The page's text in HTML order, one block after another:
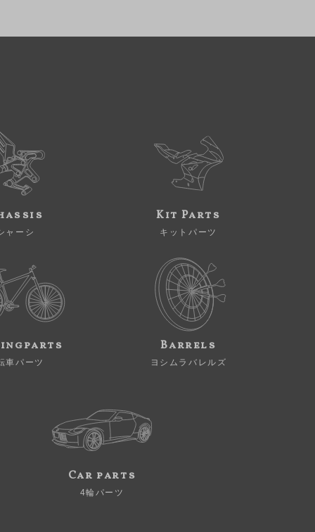
ャーシ
Kit Parts
キットパーツ
車パーツ
Barrels
ヨシムラバレルズ
Car parts
4輪パーツ